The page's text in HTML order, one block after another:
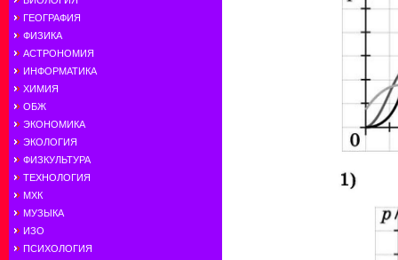
ГЕОГРАФИЯ
ФИЗИКА
АСТРОНОМИЯ
ИНФОРМАТИКА
ХИМИЯ
ОБЖ
ЭКОНОМИКА
ЭКОЛОГИЯ
ФИЗКУЛЬТУРА
ТЕХНОЛОГИЯ
МХК
МУЗЫКА
ИЗО
ПСИХОЛОГИЯ